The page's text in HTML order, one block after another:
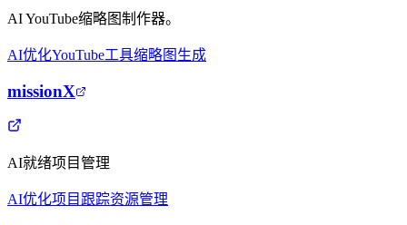
AI YouTube缩略图制作器。
AI优化YouTube工具缩略图生成
missionX
AI就绪项目管理
AI优化项目跟踪资源管理